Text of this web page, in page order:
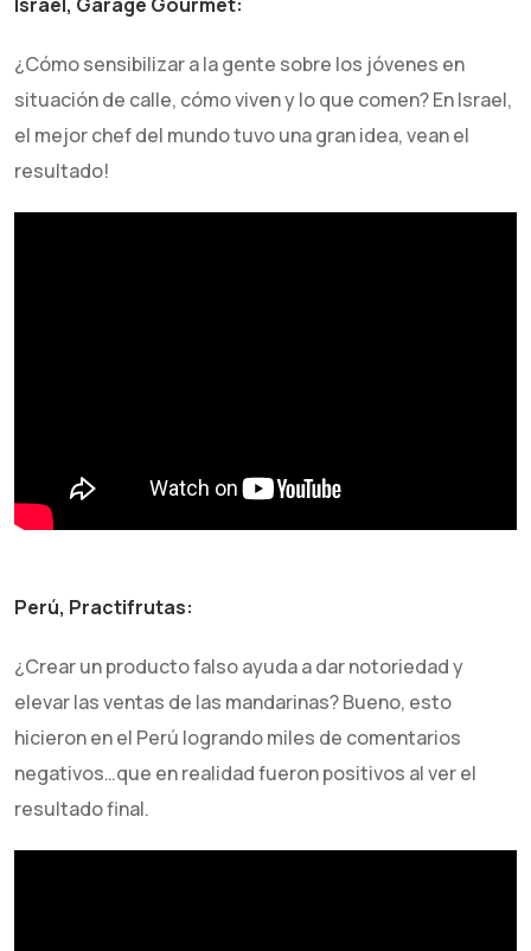
¿Cómo sensibilizar a la gente sobre los jóvenes en
situación de calle, cómo viven y lo que comen? En Israel,
el mejor chef del mundo tuvo una gran idea, vean el
resultado!
Perú, Practifrutas:
¿Crear un producto falso ayuda a dar notoriedad y
elevar las ventas de las mandarinas? Bueno, esto
hicieron en el Perú logrando miles de comentarios
negativos…que en realidad fueron positivos al ver el
resultado final.